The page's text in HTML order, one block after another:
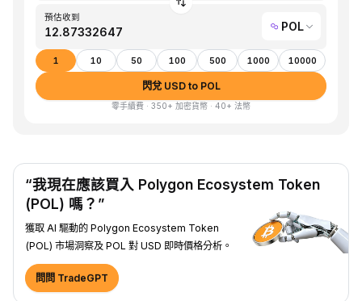
預估收到
POL
1 10 50 100 500 1000 10000
閃兌 USD to POL
零手續費 · 350+ 加密貨幣 · 40+ 法幣
“我現在應該買入 Polygon Ecosystem Token
(POL) 嗎？”
獲取 AI 驅動的 Polygon Ecosystem Token
(POL) 市場洞察及 POL 對 USD 即時價格分析。
問問 TradeGPT